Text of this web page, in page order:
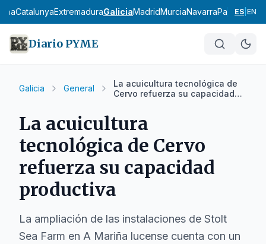
CatalunyaExtremaduraGaliciaMadridMurciaNavarraPaís Vasco
ES EN
Diario PYME
Galicia General
La acuicultura tecnológica de
Cervo refuerza su capacidad
La acuicultura
tecnológica de Cervo
refuerza su capacidad
productiva
La ampliación de las instalaciones de Stolt
Sea Farm en A Mariña lucense cuenta con un